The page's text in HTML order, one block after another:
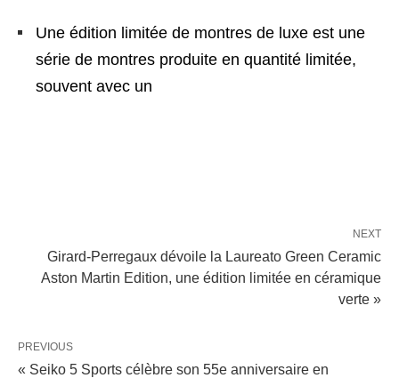
Une édition limitée de montres de luxe est une
série de montres produite en quantité limitée,
souvent avec un
NEXT
Girard-Perregaux dévoile la Laureato Green Ceramic
Aston Martin Edition, une édition limitée en céramique
verte »
PREVIOUS
« Seiko 5 Sports célèbre son 55e anniversaire en